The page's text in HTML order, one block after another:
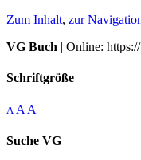
Zum Inhalt, zur
VG Buch | Online:
Schriftgröße
A A A
Suche VG